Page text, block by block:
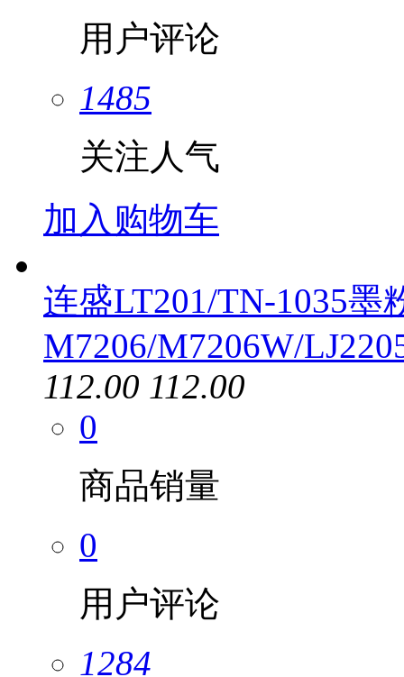
用户评论
1485
关注人气
加入购物车
连盛LT201/TN-1035墨
M7206/M7206W/
112.00 112.00
0
商品销量
0
用户评论
1284